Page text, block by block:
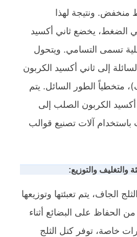
ونتيجة لهذا
الضغط، يخضع ثاني أكسيد
تسمى التسامي. ويتحول
إلى ثاني أكسيد الكربون
متخطياً الطور السائل. يتم
الكربون الصلب إلى
باستخدام آلات تصنيع قوالب
والتغليف والتوزيع:
الجاف، يتم تعبئتها وتوزيعها
الحفاظ على البضائع أثناء
خاصة، توفر كتل الثلج